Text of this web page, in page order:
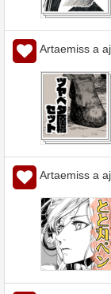
Artaemiss a
Artaemiss a